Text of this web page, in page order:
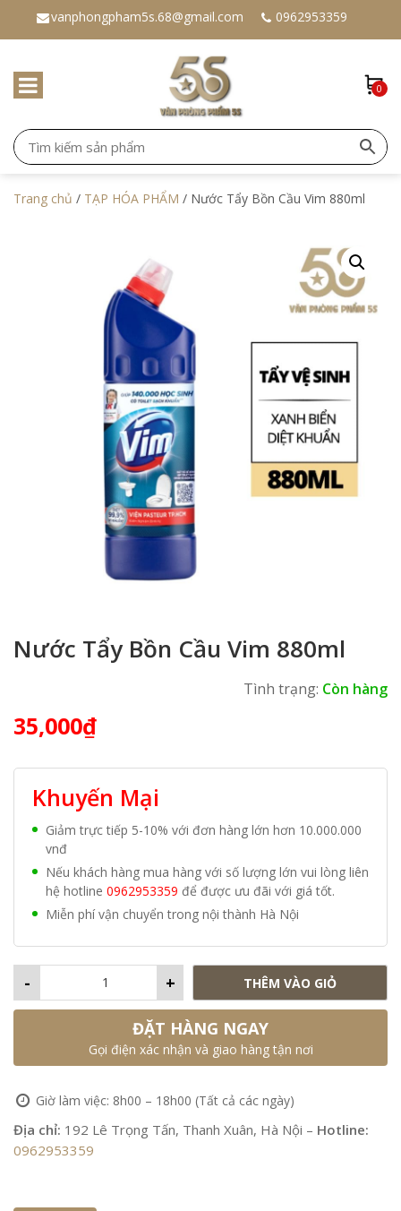
vanphongpham5s.68@gmail.com 0962953359
0
Trang chủ / TẠP HÓA PHẨM / Nước Tẩy Bồn Cầu Vim 880ml
Nước Tẩy Bồn Cầu Vim 880ml
Tình trạng: Còn hàng
35,000₫
Khuyến Mại
Giảm trực tiếp 5-10% với đơn hàng lớn hơn 10.000.000
vnđ
Nếu khách hàng mua hàng với số lượng lớn vui lòng liên
hệ hotline 0962953359 để được ưu đãi với giá tốt.
Miễn phí vận chuyển trong nội thành Hà Nội
+
- THÊM VÀO GIỎ
ĐẶT HÀNG NGAY
Gọi điện xác nhận và giao hàng tận nơi
Giờ làm việc: 8h00 – 18h00 (Tất cả các ngày)
Địa chỉ: 192 Lê Trọng Tấn, Thanh Xuân, Hà Nội – Hotline:
0962953359